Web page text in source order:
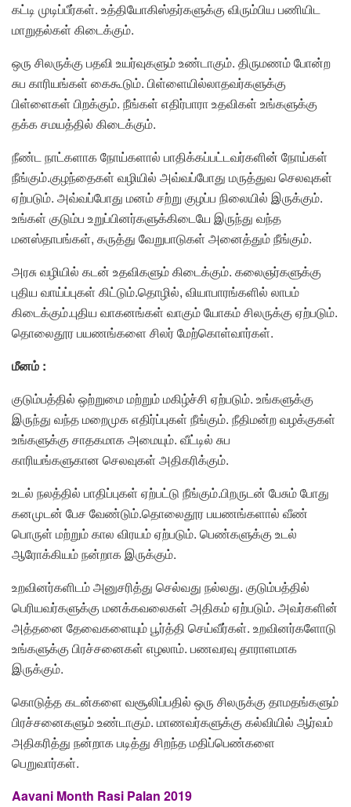
கட்டி முடிப்பீர்கள். உத்தியோகிஸ்தர்களுக்கு விரும்பிய பணியிட
மாறுதல்கள் கிடைக்கும்.
ஒரு சிலருக்கு பதவி உயர்வுகளும் உண்டாகும். திருமணம் போன்ற
சுப காரியங்கள் கைகூடும். பிள்ளையில்லாதவர்களுக்கு
பிள்ளைகள் பிறக்கும். நீங்கள் எதிர்பாரா உதவிகள் உங்களுக்கு
தக்க சமயத்தில் கிடைக்கும்.
நீண்ட நாட்களாக நோய்களால் பாதிக்கப்பட்டவர்களின் நோய்கள்
நீங்கும்.குழந்தைகள் வழியில் அவ்வப்போது மருத்துவ செலவுகள்
ஏற்படும். அவ்வப்போது மனம் சற்று குழப்ப நிலையில் இருக்கும்.
உங்கள் குடும்ப உறுப்பினர்களுக்கிடையே இருந்து வந்த
மனஸ்தாபங்கள், கருத்து வேறுபாடுகள் அனைத்தும் நீங்கும்.
அரசு வழியில் கடன் உதவிகளும் கிடைக்கும். கலைஞர்களுக்கு
புதிய வாய்ப்புகள் கிட்டும்.தொழில், வியாபாரங்களில் லாபம்
கிடைக்கும்.புதிய வாகனங்கள் வாகும் யோகம் சிலருக்கு ஏற்படும்.
தொலைதூர பயணங்களை சிலர் மேற்கொள்வார்கள்.
மீனம் :
குடும்பத்தில் ஒற்றுமை மற்றும் மகிழ்ச்சி ஏற்படும். உங்களுக்கு
இருந்து வந்த மறைமுக எதிர்ப்புகள் நீங்கும். நீதிமன்ற வழக்குகள்
உங்களுக்கு சாதகமாக அமையும். வீட்டில் சுப
காரியங்களுகான செலவுகள் அதிகரிக்கும்.
உடல் நலத்தில் பாதிப்புகள் ஏற்பட்டு நீங்கும்.பிறருடன் பேசும் போது
கனமுடன் பேச வேண்டும்.தொலைதூர பயணங்களால் வீண்
பொருள் மற்றும் கால விரயம் ஏற்படும். பெண்களுக்கு உடல்
ஆரோக்கியம் நன்றாக இருக்கும்.
உறவினர்களிடம் அனுசரித்து செல்வது நல்லது. குடும்பத்தில்
பெரியவர்களுக்கு மனக்கவலைகள் அதிகம் ஏற்படும். அவர்களின்
அத்தனை தேவைகளையும் பூர்த்தி செய்வீர்கள். உறவினர்களோடு
உங்களுக்கு பிரச்சனைகள் எழலாம். பணவரவு தாராளமாக
இருக்கும்.
கொடுத்த கடன்களை வசூலிப்பதில் ஒரு சிலருக்கு தாமதங்களும்
பிரச்சனைகளும் உண்டாகும். மாணவர்களுக்கு கல்வியில் ஆர்வம்
அதிகரித்து நன்றாக படித்து சிறந்த மதிப்பெண்களை
பெறுவார்கள்.
Aavani Month Rasi Palan 2019